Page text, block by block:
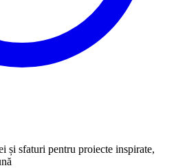
și sfaturi pentru proiecte inspirate,